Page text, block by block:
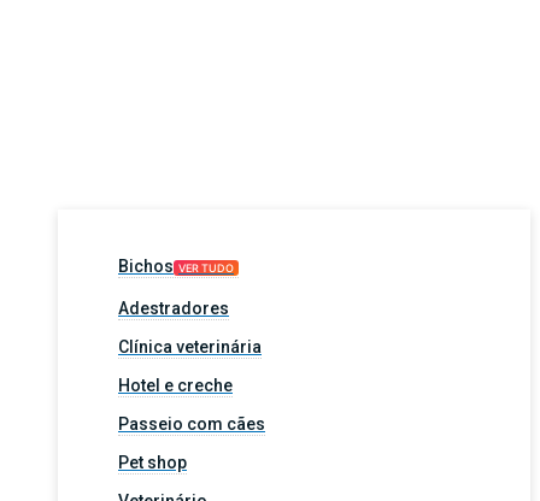
Bichos VER TUDO
Adestradores
Clínica veterinária
Hotel e creche
Passeio com cães
Pet shop